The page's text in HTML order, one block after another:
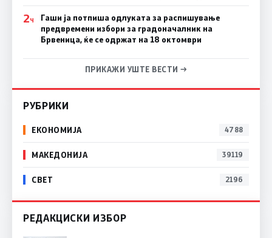
2Ч
Гаши ја потпиша одлуката за распишување
предвремени избори за градоначалник на
Брвеница, ќе се одржат на 18 октомври
ПРИКАЖИ УШТЕ ВЕСТИ →
РУБРИКИ
ЕКОНОМИЈА 4788
МАКЕДОНИЈА 39119
СВЕТ 2196
РЕДАКЦИСКИ ИЗБОР